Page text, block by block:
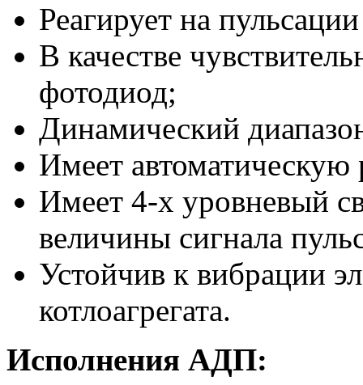
Реагирует на
В качестве
фотодиод;
Динамический
Имеет автоматическую
Имеет 4-х уровневый
величины сигнала
Устойчив к вибрации
котлоагрегата.
Исполнения АДП: